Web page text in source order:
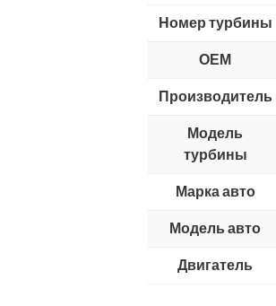
Номер турбины
ОЕМ
Производитель
Модель
турбины
Марка авто
Модель авто
Двигатель